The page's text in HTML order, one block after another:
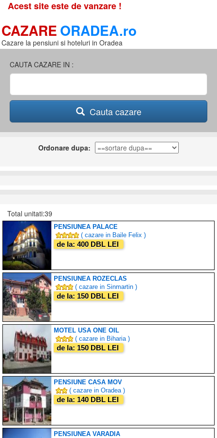
Acest site este de vanzare !
CAZAREORADEA.ro
Cazare la pensiuni si hoteluri in Oradea
CAUTA CAZARE IN :
Cauta cazare
Ordonare dupa:
Total unitati:39
PENSIUNEA PALACE
( cazare in Baile Felix )
de la: 400 DBL LEI
PENSIUNEA ROZECLAS
( cazare in Sinmartin )
de la: 150 DBL LEI
MOTEL USA ONE OIL
( cazare in Biharia )
de la: 150 DBL LEI
PENSIUNE CASA MOV
( cazare in Oradea )
de la: 140 DBL LEI
PENSIUNEA VARADIA